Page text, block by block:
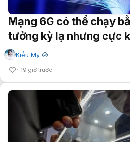
Mạng 6G có thể chạy
tưởng kỳ lạ nhưng cực
Kiều My ✔
19 giờ trước